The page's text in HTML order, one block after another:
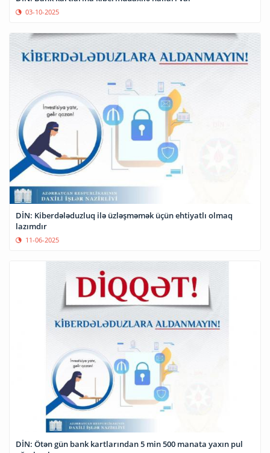
03-10-2025
DİN: Kiberdələduzluq ilə üzləşməmək üçün ehtiyatlı olmaq
lazımdır
11-06-2025
DİN: Ötən gün bank kartlarından 5 min 500 manata yaxın pul